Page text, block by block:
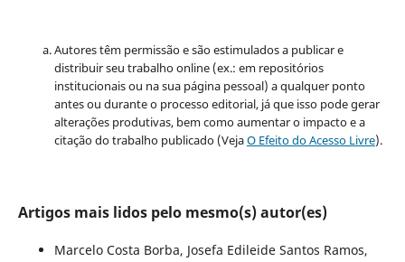
Autores têm permissão e são estimulados a publicar e
distribuir seu trabalho online (ex.: em repositórios
institucionais ou na sua página pessoal) a qualquer ponto
antes ou durante o processo editorial, já que isso pode gerar
alterações produtivas, bem como aumentar o impacto e a
citação do trabalho publicado (VejaO Efeito do Acesso Livre).
Artigos mais lidos pelo mesmo(s) autor(es)
Marcelo Costa Borba, Josefa Edileide Santos Ramos,